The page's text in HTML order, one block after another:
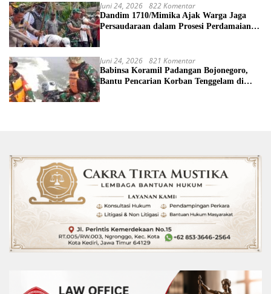
Juni 24, 2026 822 Komentar
Dandim 1710/Mimika Ajak Warga Jaga
Persaudaraan dalam Prosesi Perdamaian
Juni 24, 2026 821 Komentar
Babinsa Koramil Padangan Bojonegoro,
Bantu Pencarian Korban Tenggelam di